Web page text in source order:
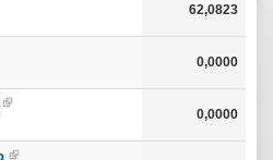
62,0823
0,0000
0,0000